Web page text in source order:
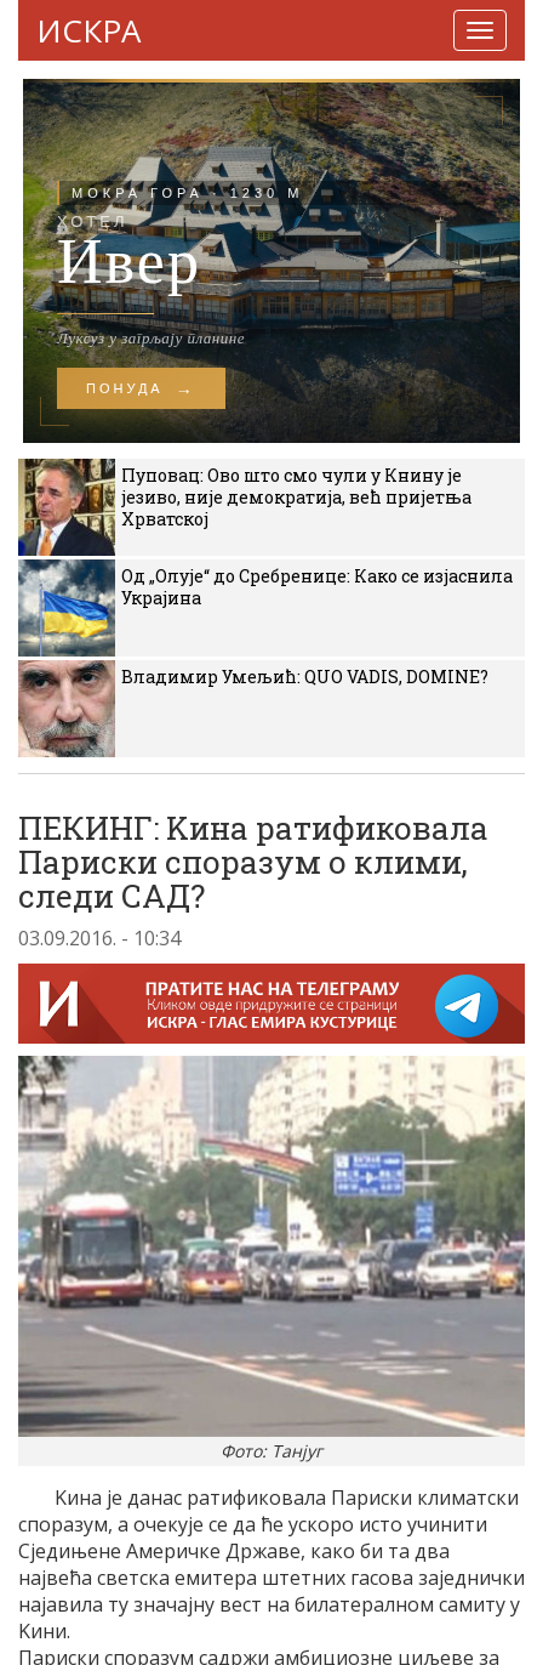
ИСКРА
Пуповац: Ово што смо чули у Книну је
језиво, није демократија, већ пријетња
Хрватској
Од „Олује“ до Сребренице: Како се изјаснила
Украјина
Владимир Умељић: QUO VADIS, DOMINE?
ПЕКИНГ: Kина ратификовала
Париски споразум о клими,
следи СAД?
03.09.2016. - 10:34
Фото: Танјуг
Kина jе данас ратификовала Париски климатски
споразум, а очекуjе се да ће ускоро исто учинити
Сjедињене Aмеричке Државе, како би та два
наjвећа светска емитера штетних гасова заjеднички
наjавила ту значаjну вест на билатералном самиту у
Kини.
Париски споразум садржи амбициозне циљеве за